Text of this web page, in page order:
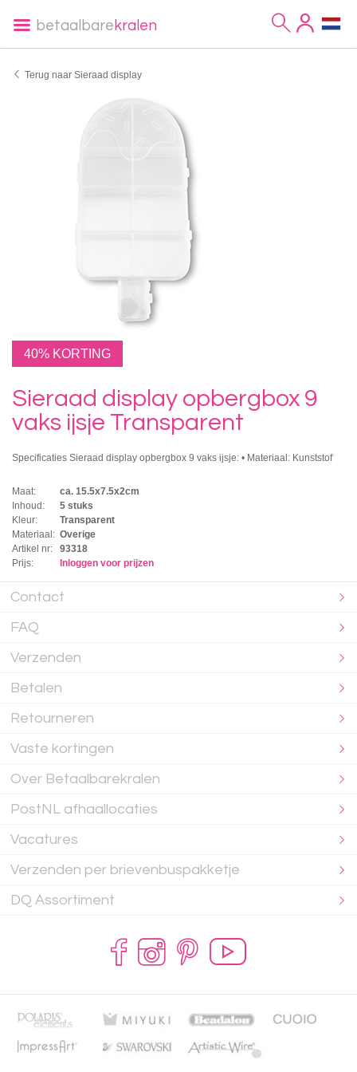
betaalbare kralen
Terug naar Sieraad display
40% KORTING
Sieraad display opbergbox 9
vaks ijsje Transparent
Specificaties Sieraad display opbergbox 9 vaks ijsje: • Materiaal: Kunststof
Maat:
ca. 15.5x7.5x2cm
Inhoud:
5 stuks
Kleur:
Transparent
Materiaal: Overige
Artikel nr:
93318
Prijs:
Inloggen voor prijzen
Contact
FAQ
Verzenden
Betalen
Retourneren
Vaste kortingen
Over Betaalbarekralen
PostNL afhaallocaties
Vacatures
Verzenden per brievenbuspakketje
DQ Assortiment